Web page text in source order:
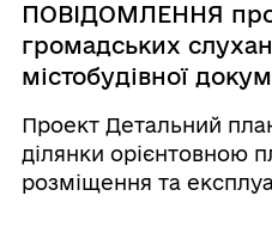
ПОВІДОМЛЕННЯ
громадських
містобудівної
Проект Детальний
ділянки орієнтовною
розміщення та